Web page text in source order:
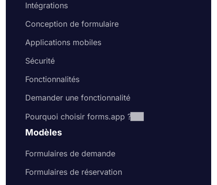
Intégrations
Conception de formulaire
Applications mobiles
Sécurité
Fonctionnalités
Demander une fonctionnalité
Pourquoi choisir forms.app ?
Modèles
Formulaires de demande
Formulaires de réservation